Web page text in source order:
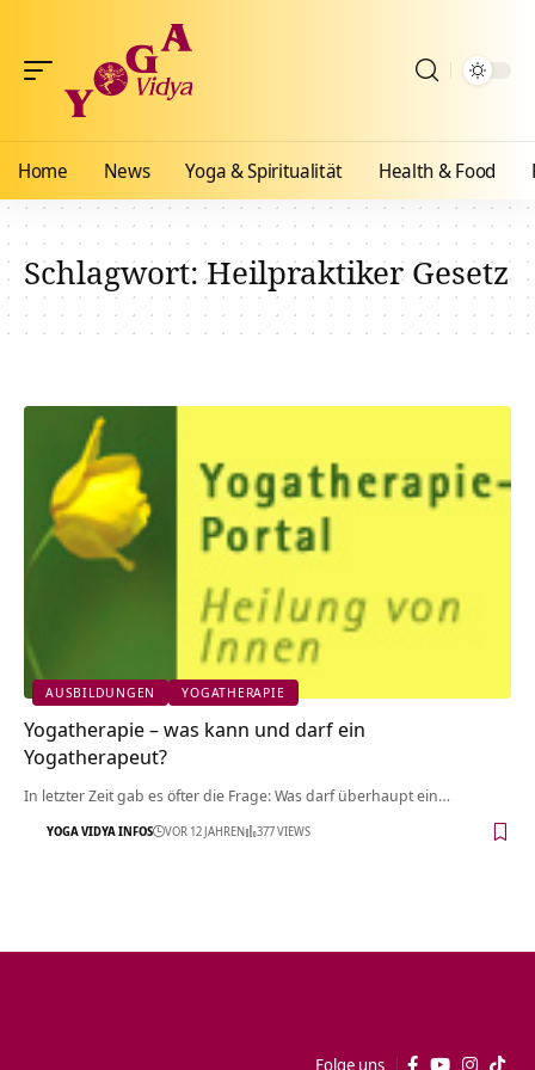
Home News Yoga & Spiritualität Health & Food
Schlagwort:Heilpraktiker Gesetz
AUSBILDUNGEN YOGATHERAPIE
Yogatherapie – was kann und darf ein
Yogatherapeut?
In letzter Zeit gab es öfter die Frage: Was darf überhaupt ein…
YOGA VIDYA INFOS VOR 12 JAHREN 377 VIEWS
Folge uns